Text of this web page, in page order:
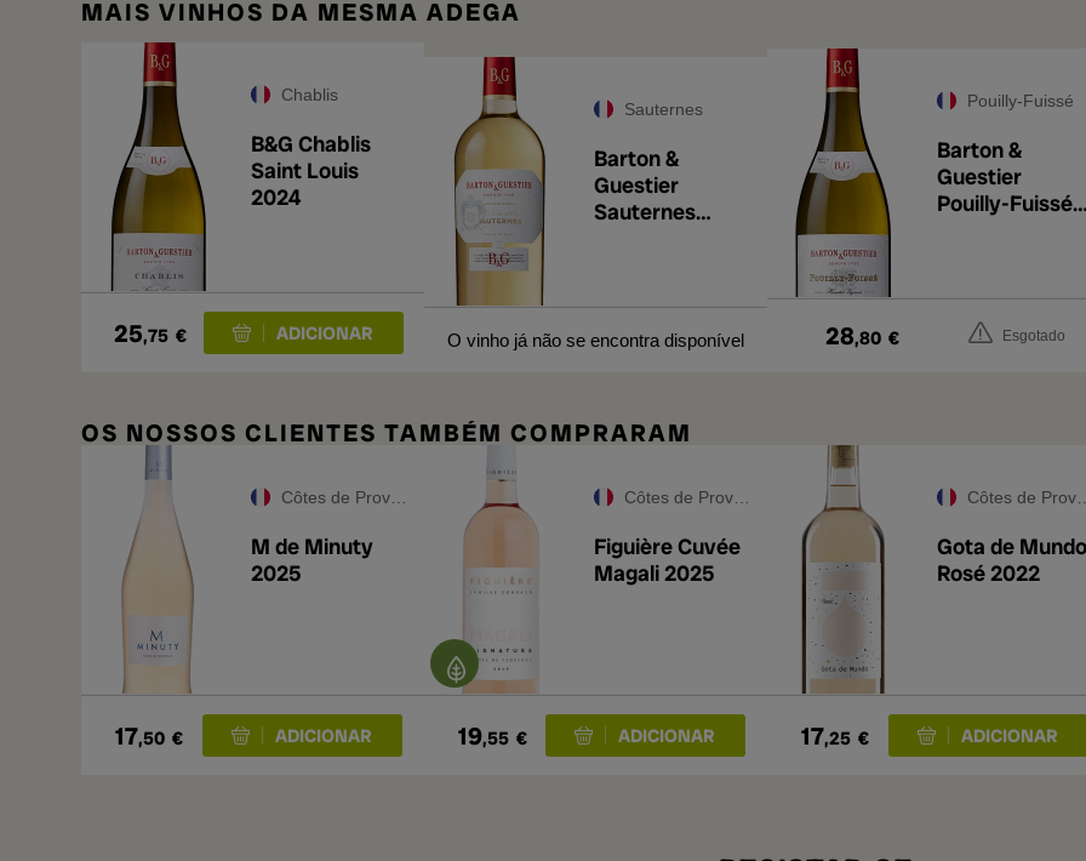
MAIS VINHOS DA MESMA ADEGA
Chablis
B&G Chablis
Saint Louis
2024
25,75 €
Sauternes
Barton &
Guestier
Sauternes
O vinho já não se encontra disponível
Pouilly-Fuissé
Barton &
Guestier
Pouilly-Fuissé
28,80 € Esgotado
OS NOSSOS CLIENTES TAMBÉM COMPRARAM
Côtes de Provence
M de Minuty
2025
17,50 €
Côtes de Provence
Figuière Cuvée
Magali 2025
19,55 €
Côtes de Provence
Gota de Mundo
Rosé 2022
17,25 €